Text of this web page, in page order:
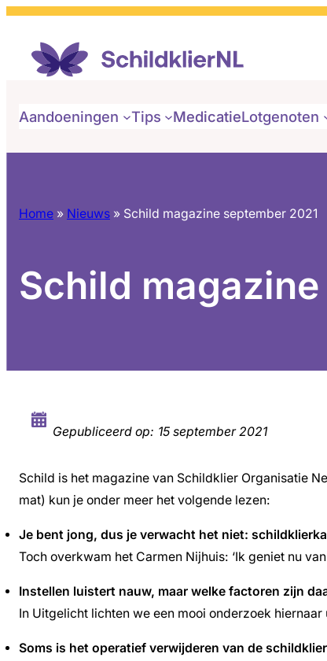
Aandoeningen Tips MedicatieLotgenoten
Home » Nieuws » Schild magazine september 2021
Schild
Gepubliceerd op: 15 september 2021
Schild is het magazine van Schildklier Organisatie
mat) kun je onder meer het volgende lezen:
Je bent jong, dus je verwacht het niet:
Toch overkwam het Carmen Nijhuis: ‘Ik geniet nu
Instellen luistert nauw, maar welke factoren zijn
In Uitgelicht lichten we een mooi onderzoek hiernaar
Soms is het operatief verwijderen van de